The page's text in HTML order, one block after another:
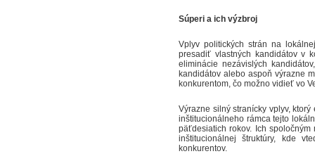
Súperi a ich výzbroj
Vplyv politických strán na
presadiť vlastných kandidátov v
eliminácie nezávislých
kandidátov alebo aspoň výrazne
konkurentom, čo možno vidieť vo
Výrazne silný stranícky vplyv,
inštitucionálneho rámca tejto
päťdesiatich rokov. Ich
inštitucionálnej štruktúry, kde
konkurentov.